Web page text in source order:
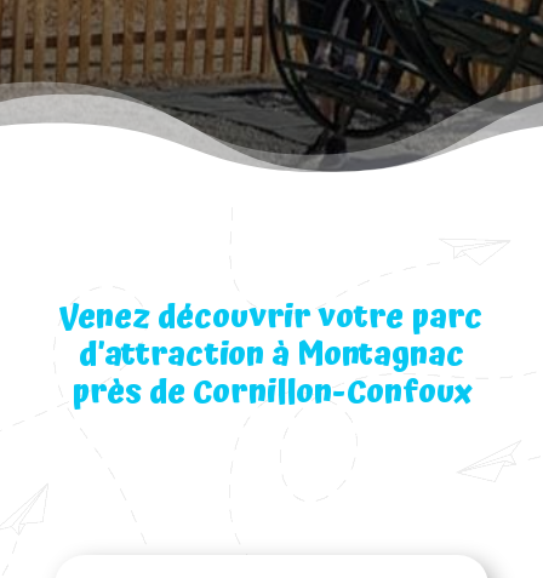
Venez découvrir votre parc
d’attraction à Montagnac
près de Cornillon-Confoux